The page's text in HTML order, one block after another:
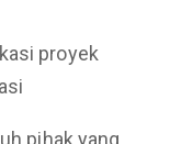
proyek
pihak yang